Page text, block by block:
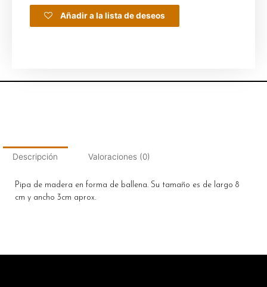
Añadir a la lista de deseos
Descripción Valoraciones (0)
Pipa de madera en forma de ballena. Su tamaño es de largo 8
cm y ancho 3cm aprox.